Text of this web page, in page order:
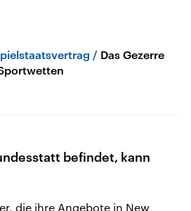
Das Gezerre
befindet, kann
die ihre Angebote in New